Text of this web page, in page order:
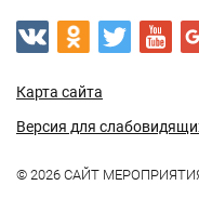
Карта сайта
Версия для
© 2026 САЙТ